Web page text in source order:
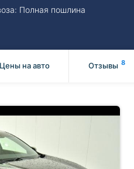
Полная пошлина
Цены на авто Отзывы 8